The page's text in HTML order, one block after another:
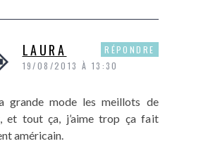
LAURA
19/08/2013 À 13:30
grande mode les meillots de
et tout ça, j’aime trop ça fait
américain.
RÉPONDRE